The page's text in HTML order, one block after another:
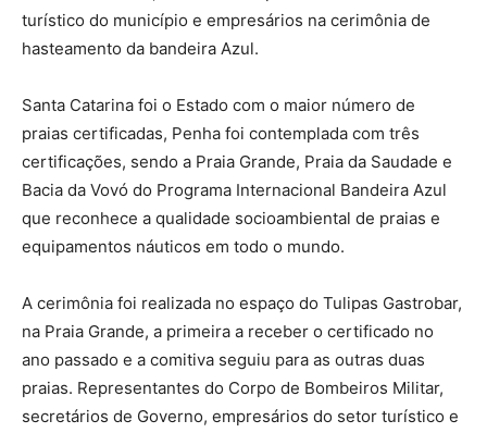
turístico do município e empresários na cerimônia de
hasteamento da bandeira Azul.
Santa Catarina foi o Estado com o maior número de
praias certificadas, Penha foi contemplada com três
certificações, sendo a Praia Grande, Praia da Saudade e
Bacia da Vovó do Programa Internacional Bandeira Azul
que reconhece a qualidade socioambiental de praias e
equipamentos náuticos em todo o mundo.
A cerimônia foi realizada no espaço do Tulipas Gastrobar,
na Praia Grande, a primeira a receber o certificado no
ano passado e a comitiva seguiu para as outras duas
praias. Representantes do Corpo de Bombeiros Militar,
secretários de Governo, empresários do setor turístico e